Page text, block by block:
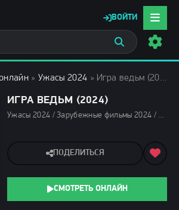
ВОЙТИ
»Ужасы 2024 » Игра ведьм (2024)
ИГРА ВЕДЬМ (2024)
Ужасы 2024 / Зарубежные фильмы 2024 / Новинки кино 2024 / Последние фильмы 2024 / Фильмы весны 2024 / Фильмы 2024 / Смотреть фильмы онлайн
ПОДЕЛИТЬСЯ
СМОТРЕТЬ ОНЛАЙН